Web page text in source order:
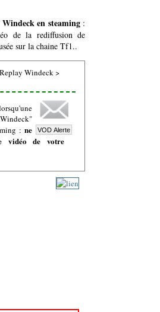
Windeck en steaming:
de la rediffusion de
sur la chaine Tf1..
Replay Windeck>
: ne
vidéo de votre